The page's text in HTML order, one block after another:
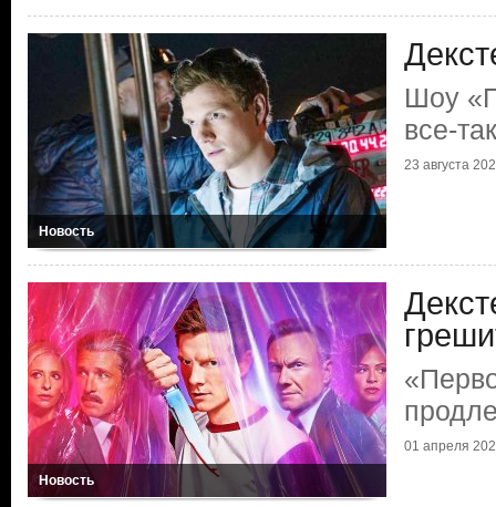
Новость
Шоу
все-
23 августа
Новость
01 апреля